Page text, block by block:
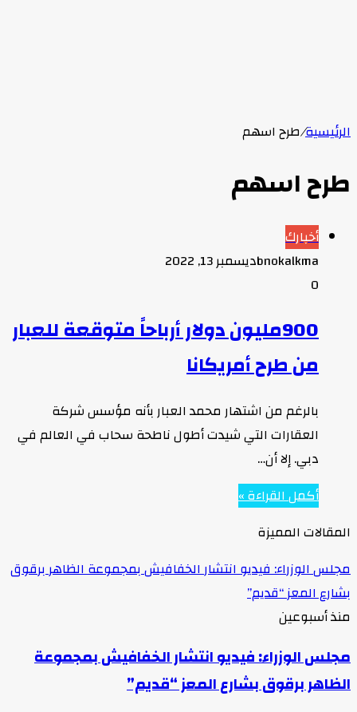
الرئيسية/طرح اسهم
طرح اسهم
أخبارك
bnokalkmaديسمبر 13, 2022
0
900مليون دولار أرباحاً متوقعة للعبار
من طرح أمريكانا
بالرغم من اشتهار محمد العبار بأنه مؤسس شركة
العقارات التي شيدت أطول ناطحة سحاب في العالم في
دبي. إلا أن…
أكمل القراءة »
المقالات المميزة
مجلس الوزراء: فيديو انتشار الخفافيش بمجموعة الظاهر برقوق
بشارع المعز “قديم”
منذ أسبوعين
مجلس الوزراء: فيديو انتشار الخفافيش بمجموعة
الظاهر برقوق بشارع المعز “قديم”